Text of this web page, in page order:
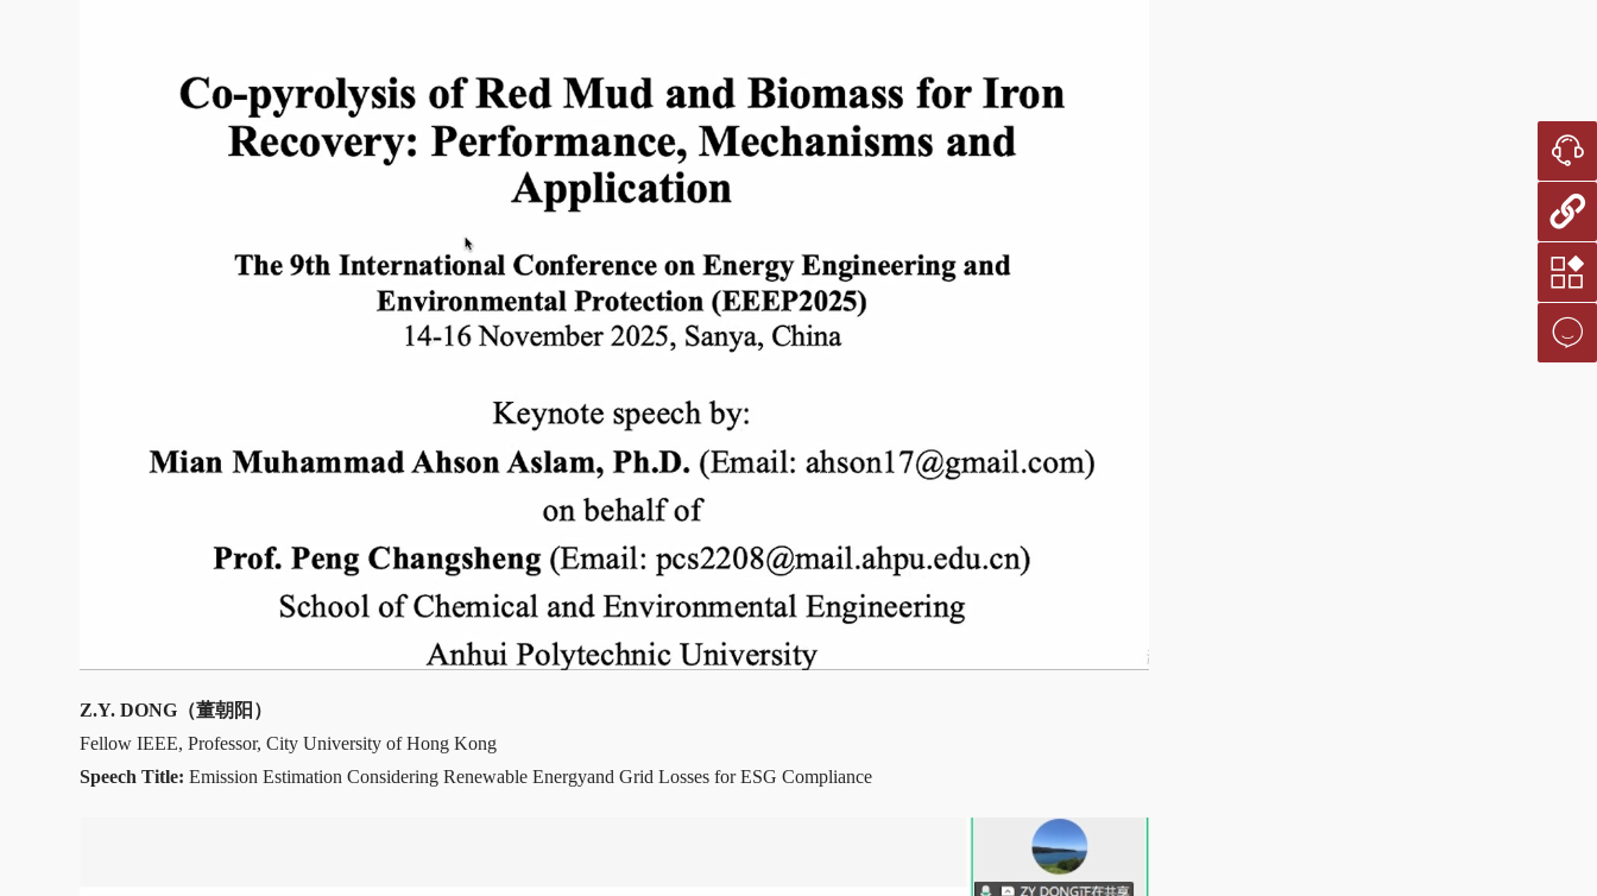
Z.Y. DONG（董朝阳）
Fellow IEEE, Professor, City University of Hong Kong
Speech Title: Emission Estimation Considering Renewable Energyand Grid Losses for ESG Compliance